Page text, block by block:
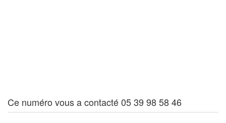
Ce numéro vous a contacté 05 39 98 58 46